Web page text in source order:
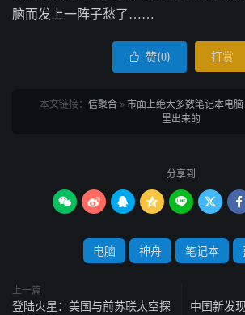
脑而发上一阵子愁了……
 赞(0) 打赏
本文链接： 信聚合» 市面上绝大多数笔记本电
里出来的
分享到
      
电脑 神舟 笔记本
上一篇
登陆火星：美国与前苏联太空探
中国新发